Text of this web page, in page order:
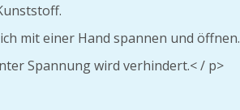
mit einer Hand spannen und öffnen.
Spannung wird verhindert.< / p>